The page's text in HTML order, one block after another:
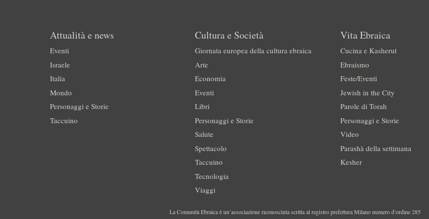
Attualità e news
Eventi
Israele
Italia
Mondo
Personaggi e Storie
Taccuino
Cultura e Società
Giornata europea della cultura ebraica
Arte
Economia
Eventi
Libri
Personaggi e Storie
Salute
Spettacolo
Taccuino
Tecnologia
Viaggi
Vita Ebraica
Cucina e Kasherut
Ebraismo
Feste/Eventi
Jewish in the City
Parole di Torah
Personaggi e Storie
Video
Parashà della settimana
Kesher
La Comunità Ebraica è un’associazione riconosciuta scritta al registro prefettura Milano numero d’ordine 285